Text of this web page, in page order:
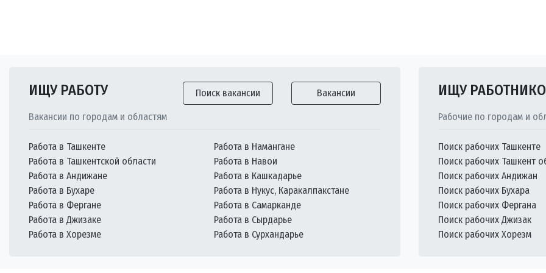
ИЩУ РАБОТУ Поиск вакансии Вакансии
Вакансии по городам и областям
Работа в Ташкенте
Работа в Ташкентской области
Работа в Андижане
Работа в Бухаре
Работа в Фергане
Работа в Джизаке
Работа в Хорезме
Работа в Намангане
Работа в Навои
Работа в Кашкадарье
Работа в Нукус, Каракалпакстане
Работа в Самарканде
Работа в Сырдарье
Работа в Сурхандарье
ИЩУ
Рабочие по городам и
Поиск рабочих Ташкенте
Поиск рабочих Ташкент
Поиск рабочих Андижан
Поиск рабочих Бухара
Поиск рабочих Фергана
Поиск рабочих Джизак
Поиск рабочих Хорезм